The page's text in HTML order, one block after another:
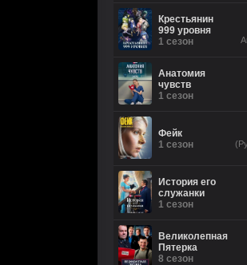
Крестьянин
999 уровня
1 сезон
Анатомия
чувств
1 сезон
Фейк
1 сезон
История его
служанки
1 сезон
Великолепная
Пятерка
8 сезон